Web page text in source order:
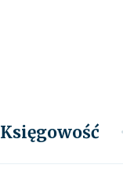
Księgowość